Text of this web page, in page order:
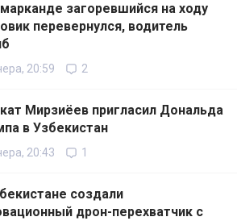
загоревшийся на ходу
перевернулся, водитель
20:59 2
Мирзиёев пригласил Дональда
в Узбекистан
20:43 1
создали
дрон-перехватчик с